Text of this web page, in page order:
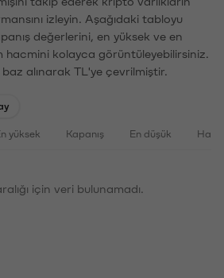
izleyin. Aşağıdaki tabloyu
değerlerini, en yüksek ve en
hacmini kolayca görüntüleyebilirsiniz.
alınarak TL'ye çevrilmiştir.
yüksek Kapanış En düşük
için veri bulunamadı.